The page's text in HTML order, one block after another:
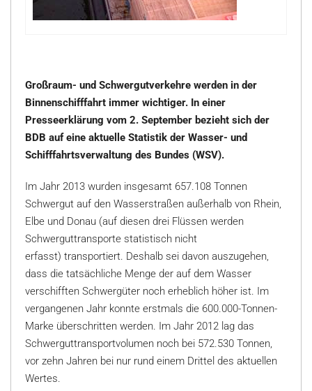
Großraum- und Schwergutverkehre werden in der
Binnenschifffahrt immer wichtiger. In einer
Presseerklärung vom 2. September bezieht sich der
BDB auf eine aktuelle Statistik der Wasser- und
Schifffahrtsverwaltung des Bundes (WSV).
Im Jahr 2013 wurden insgesamt 657.108 Tonnen
Schwergut auf den Wasserstraßen außerhalb von Rhein,
Elbe und Donau (auf diesen drei Flüssen werden
Schwerguttransporte statistisch nicht
erfasst) transportiert. Deshalb sei davon auszugehen,
dass die tatsächliche Menge der auf dem Wasser
verschifften Schwergüter noch erheblich höher ist. Im
vergangenen Jahr konnte erstmals die 600.000-Tonnen-
Marke überschritten werden. Im Jahr 2012 lag das
Schwerguttransportvolumen noch bei 572.530 Tonnen,
vor zehn Jahren bei nur rund einem Drittel des aktuellen
Wertes.